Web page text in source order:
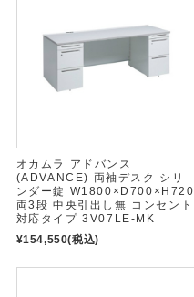
オカムラ アドバンス
(ADVANCE) 両袖デスク シリ
ンダー錠 W1800×D700×H720
両3段 中央引出し無 コンセント
対応タイプ 3V07LE-MK
¥154,550(税込)